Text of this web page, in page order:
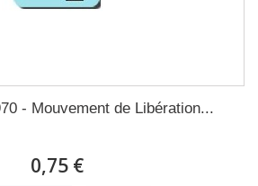
- Mouvement de Libération...
0,75 €